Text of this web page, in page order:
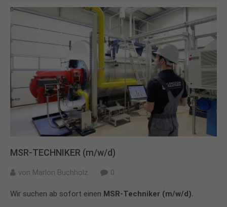
MSR-TECHNIKER (m/w/d)
von Marlon Buchholz 0
Wir suchen ab sofort einen MSR-Techniker (m/w/d).